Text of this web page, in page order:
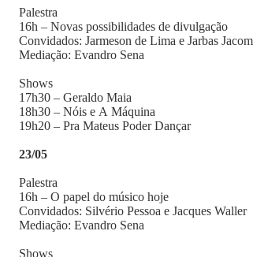
Palestra
16h – Novas possibilidades de divulgação
Convidados: Jarmeson de Lima e Jarbas
Mediação: Evandro Sena
Shows
17h30 – Geraldo Maia
18h30 – Nóis e A Máquina
19h20 – Pra Mateus Poder Dançar
23/05
Palestra
16h – O papel do músico hoje
Convidados: Silvério Pessoa e Jacques Waller
Mediação: Evandro Sena
Shows